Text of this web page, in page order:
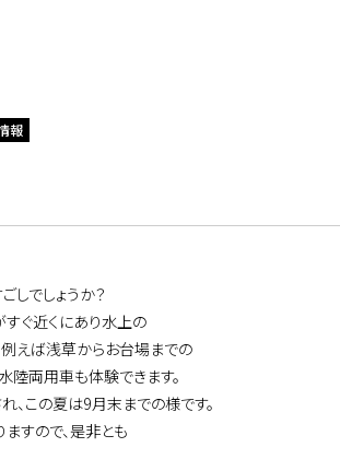
報
しでしょうか？
ぐ近くにあり水上の
えば浅草からお台場までの
陸両用車も体験できます。
この夏は9月末までの様です。
すので、是非とも